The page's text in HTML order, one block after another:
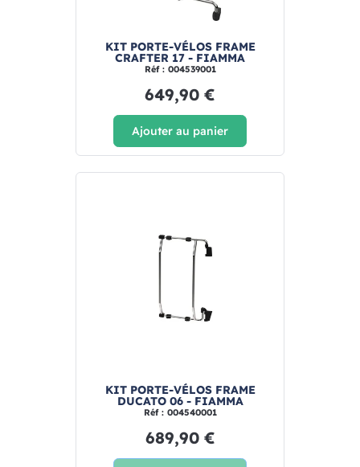
KIT PORTE-VÉLOS FRAME
CRAFTER 17 - FIAMMA
Réf : 004539001
649,90 €
Ajouter au panier
KIT PORTE-VÉLOS FRAME
DUCATO 06 - FIAMMA
Réf : 004540001
689,90 €